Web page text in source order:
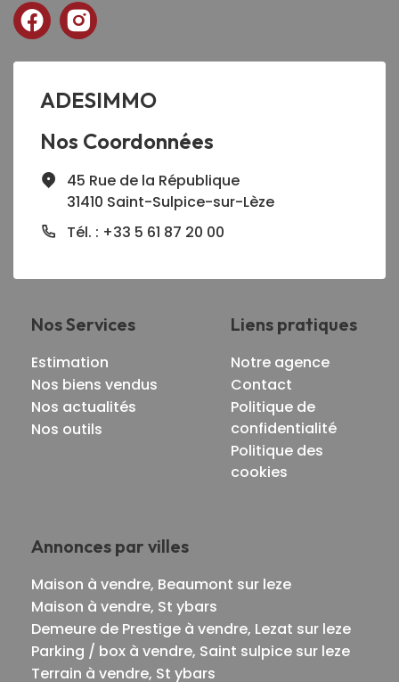
ADESIMMO
Nos Coordonnées
45 Rue de la République
31410 Saint-Sulpice-sur-Lèze
Tél. : +33 5 61 87 20 00
Nos Services
Estimation
Nos biens vendus
Nos actualités
Nos outils
Liens pratiques
Notre agence
Contact
Politique de
confidentialité
Politique des
cookies
Annonces par villes
Maison à vendre, Beaumont sur leze
Maison à vendre, St ybars
Demeure de Prestige à vendre, Lezat sur leze
Parking / box à vendre, Saint sulpice sur leze
Terrain à vendre, St ybars